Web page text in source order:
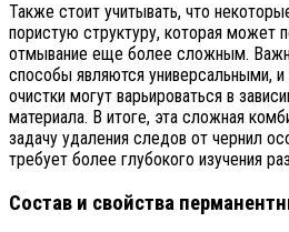
Также стоит учитывать, что
пористую структуру, которая может
отмывание еще более сложным.
способы являются универсальными,
очистки могут варьироваться в
материала. В итоге, эта сложная
задачу удаления следов от чернил
требует более глубокого изучения
Состав и свойства